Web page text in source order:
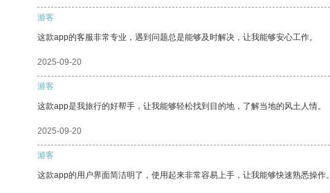
游客
这款app的客服非常专业，遇到问题总是能够及时解决，让我能够安心工作。
2025-09-20
游客
这款app是我旅行的好帮手，让我能够轻松找到目的地，了解当地的风土人情。
2025-09-20
游客
这款app的用户界面简洁明了，使用起来非常容易上手，让我能够快速熟悉操作。